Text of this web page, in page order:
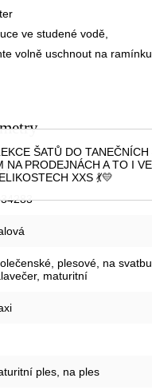
ŠATŮ DO TANEČNÍCH
NA PRODEJNÁCH A TO I VE
XXS 💃💛
ve studené vodě,
volně uschnout na ramínku.
plesové, na svatbu,
maturitní
ples, na ples